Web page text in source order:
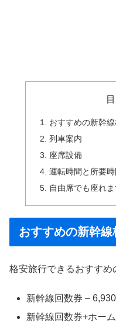
おすすめの新幹
列車案内
座席設備
運転時間と所要
自由席でも座れま
おすすめの新幹線
格安旅行できるおすすめ
新幹線回数券 –
新幹線回数券+ホー